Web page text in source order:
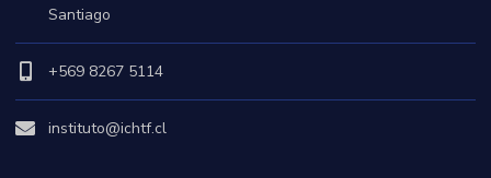
Santiago
+569 8267 5114
instituto@ichtf.cl